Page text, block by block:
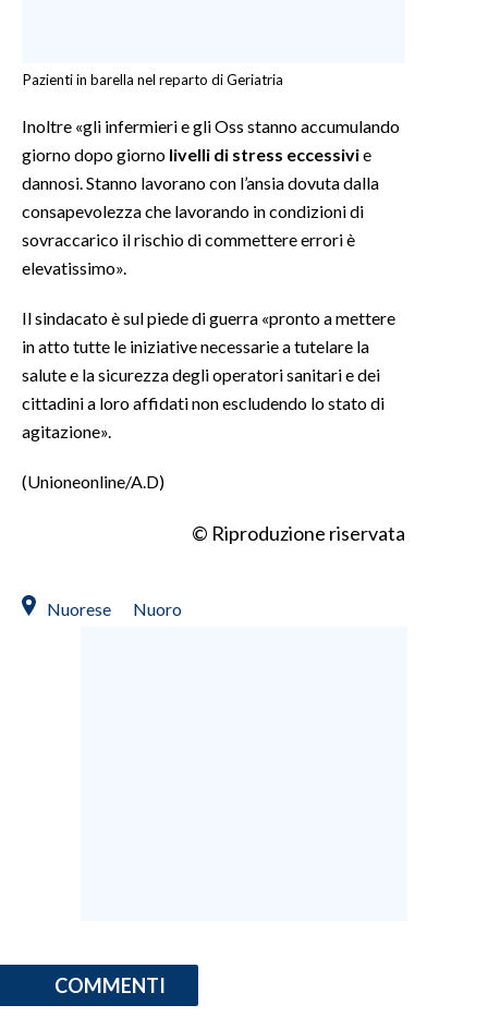
Pazienti in barella nel reparto di Geriatria
Inoltre «gli infermieri e gli Oss stanno accumulando
giorno dopo giorno livelli di stress eccessivie
dannosi. Stanno lavorano con l’ansia dovuta dalla
consapevolezza che lavorando in condizioni di
sovraccarico il rischio di commettere errori è
elevatissimo».
Il sindacato è sul piede di guerra «pronto a mettere
in atto tutte le iniziative necessarie a tutelare la
salute e la sicurezza degli operatori sanitari e dei
cittadini a loro affidati non escludendo lo stato di
agitazione».
(Unioneonline/A.D)
© Riproduzione riservata
Nuorese Nuoro
COMMENTI